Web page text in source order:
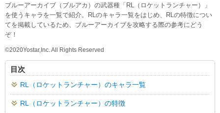
ブルーアーカイブ（ブルアカ）の武器種「RL（ロケットランチャー）」
を使うキャラを一覧で紹介。RLのキャラ一覧をはじめ、RLの特徴につい
てを掲載しているため、ブルーアーカイブを攻略する際の参考にどう
ぞ！
©2020Yostar,Inc. All Rights Reserved
目次
RL（ロケットランチャー）のキャラ一覧
RL（ロケットランチャー）の特徴